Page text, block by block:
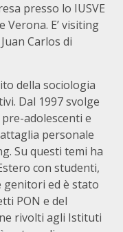
presso lo IUSVE
Verona. E’ visiting
Carlos di
della sociologia
Dal 1997 svolge
adolescenti e
personale
Su questi temi ha
con studenti,
genitori ed è stato
PON e del
rivolti agli Istituti